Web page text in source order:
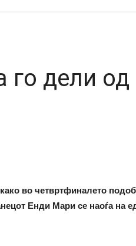
го дели од
во четвртфиналето
Енди Мари се наоѓа на